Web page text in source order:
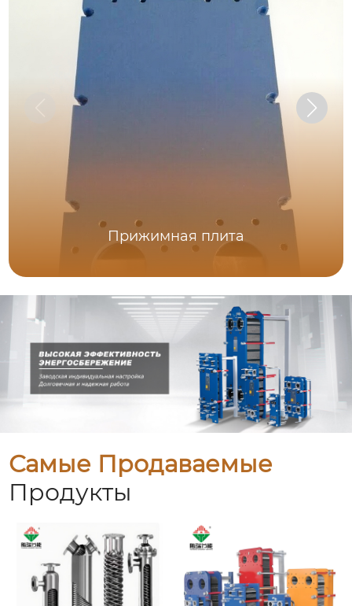
Прижимная плита
Самые Продаваемые
Продукты